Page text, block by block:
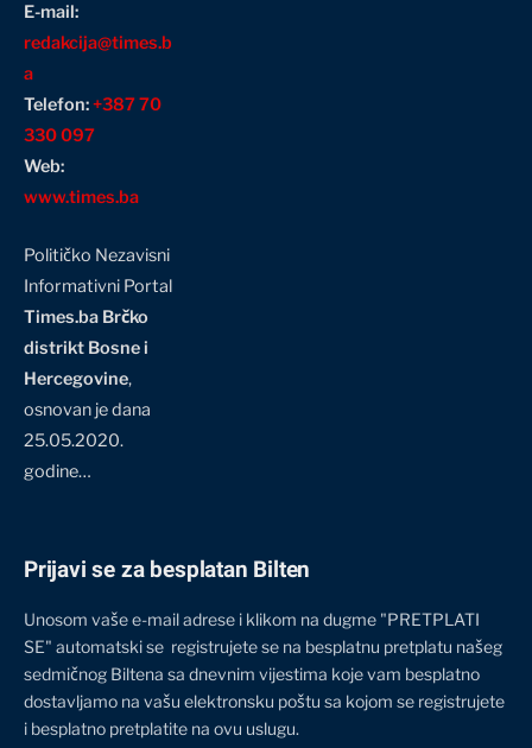
E-mail:
redakcija@times.b
a
Telefon:+387 70
330 097
Web:
www.times.ba
Političko Nezavisni
Informativni Portal
Times.ba Brčko
distrikt Bosne i
Hercegovine,
osnovan je dana
25.05.2020.
godine…
Prijavi se za besplatan Bilten
Unosom vaše e-mail adrese i klikom na dugme "PRETPLATI
SE" automatski se registrujete se na besplatnu pretplatu našeg
sedmičnog Biltena sa dnevnim vijestima koje vam besplatno
dostavljamo na vašu elektronsku poštu sa kojom se registrujete
i besplatno pretplatite na ovu uslugu.